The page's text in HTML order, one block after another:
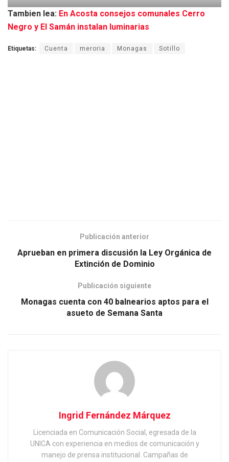
Tambien lea: En Acosta consejos comunales Cerro
Negro y El Samán instalan luminarias
Etiquetas: Cuenta meroria Monagas Sotillo
Publicación anterior
Aprueban en primera discusión la Ley Orgánica de
Extinción de Dominio
Publicación siguiente
Monagas cuenta con 40 balnearios aptos para el
asueto de Semana Santa
Ingrid Fernández Márquez
Licenciada en Comunicación Social, egresada de la
UNICA con experiencia en medios de comunicación y
manejo de prensa institucional. Campañas de